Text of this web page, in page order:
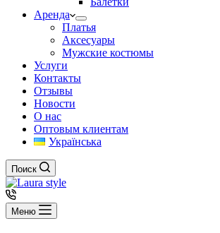
Аренда
Платья
Аксесуары
Мужские костюмы
Услуги
Контакты
Отзывы
Новости
О нас
Оптовым клиентам
Українська
Поиск
Меню